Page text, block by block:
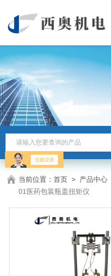
当前位置：首页 > 产品中心
01医药包装瓶盖扭矩仪